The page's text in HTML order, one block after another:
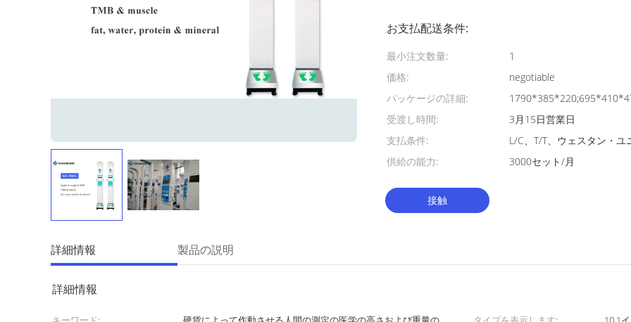
お支払配送条件:
最小注文数量:
1
価格:
negotiable
パッケージの詳細:
受渡し時間:
3月15日営業日
支払条件:
L/C、T/T、ウェスタン・
供給の能力:
3000セット/月
接触
詳細情報 製品の説明
詳細情報